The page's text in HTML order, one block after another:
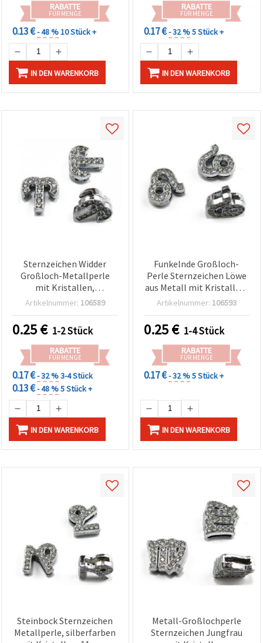
RABATTE
FÜR MENGE
0.13 €- 48 %10 Stück +
IN DEN WARENKORB
RABATTE
FÜR MENGE
0.17 €- 32 %5 Stück +
IN DEN WARENKORB
Sternzeichen Widder
Großloch-Metallperle
mit Kristallen,
silberfarben, 11 mm,
Artikelnummer: 106589
0.25€ 1-2 Stück
RABATTE
FÜR MENGE
0.17 €- 32 %3-4 Stück
0.13 €- 48 %5 Stück +
IN DEN WARENKORB
Funkelnde Großloch-
Perle Sternzeichen Löwe
aus Metall mit Kristallen,
11 mm, Loch 8 mm –
DIY-Schmuck
Artikelnummer: 106593
0.25€ 1-4 Stück
RABATTE
FÜR MENGE
0.17 €- 32 %5 Stück +
IN DEN WARENKORB
Steinbock Sternzeichen
Metallperle, silberfarben
Metall-Großlochperle
Sternzeichen Jungfrau